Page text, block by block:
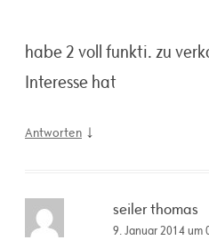
habe 2 voll funkti. zu
Interesse hat
Antworten ↓
seiler thomas
9. Januar 2014 um